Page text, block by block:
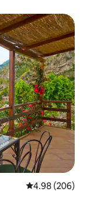
Calificación
4.98 (206)